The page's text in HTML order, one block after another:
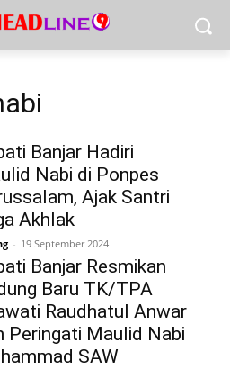
Banjar Hadiri
Nabi di Ponpes
Ajak Santri
Akhlak
- 19 September 2024
Banjar Resmikan
Baru TK/TPA
Raudhatul Anwar
Peringati Maulid Nabi
SAW